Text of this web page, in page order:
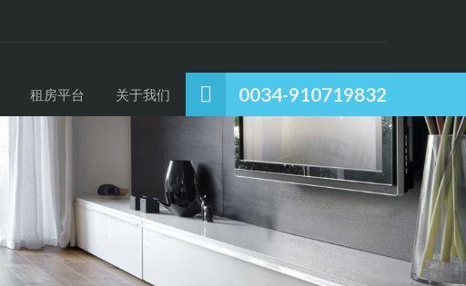
0034-910719832
租房平台 关于我们